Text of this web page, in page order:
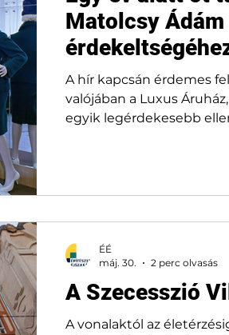
Matolcsy Ádám
egykori Luxus
Vörösmarty
A hír kapcsán érdemes
valójában a Luxus
egyik legérdekesebb
Áruházként 1963-ban
meglátszott, hogy ki, hol
A Szecesszió
A vonalaktól az életérzésig: A
ÉÉ
máj. 30.
2 perc olvasás